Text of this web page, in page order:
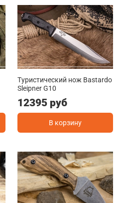
Туристический нож Bastardo
Sleipner G10
12395 руб
В корзину